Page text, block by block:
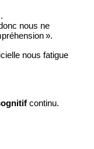
nous ne
».
nous fatigue
continu.